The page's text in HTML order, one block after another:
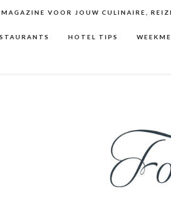
VOOR JOUW CULINAIRE,
HOTEL TIPS